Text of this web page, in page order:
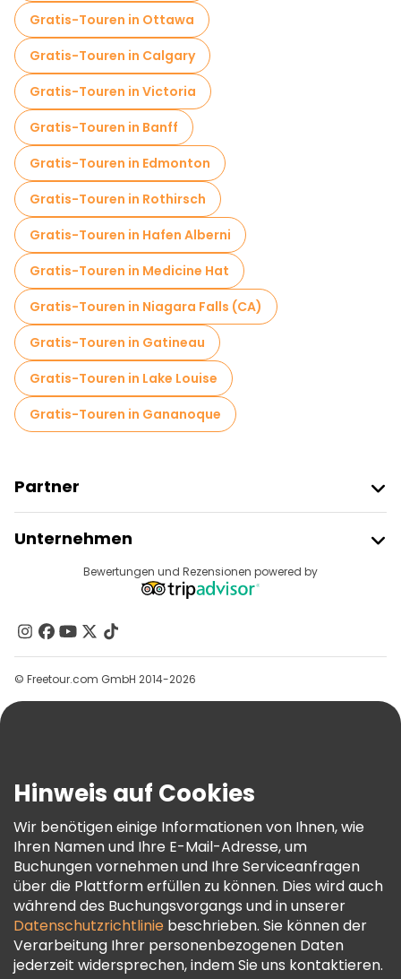
Gratis-Touren in Ottawa
Gratis-Touren in Calgary
Gratis-Touren in Victoria
Gratis-Touren in Banff
Gratis-Touren in Edmonton
Gratis-Touren in Rothirsch
Gratis-Touren in Hafen Alberni
Gratis-Touren in Medicine Hat
Gratis-Touren in Niagara Falls (CA)
Gratis-Touren in Gatineau
Gratis-Touren in Lake Louise
Gratis-Touren in Gananoque
Partner
Anbieter-Anmeldung
Affiliate-Programm
Unternehmen
Reiseziele
Kontakt
Gruppen
Hilfe
AGB Und Rechtliches
Cookie-Richtlinie
Freetour Auszeichnungen
Treueprogramm
Bewertungen und Rezensionen powered by
© Freetour.com GmbH 2014-2026
Hinweis auf Cookies
Wir benötigen einige Informationen von Ihnen, wie
Ihren Namen und Ihre E-Mail-Adresse, um
Buchungen vornehmen und Ihre Serviceanfragen
über die Plattform erfüllen zu können. Dies wird auch
während des Buchungsvorgangs und in unserer
Datenschutzrichtlinie beschrieben. Sie können der
Verarbeitung Ihrer personenbezogenen Daten
jederzeit widersprechen, indem Sie uns kontaktieren.